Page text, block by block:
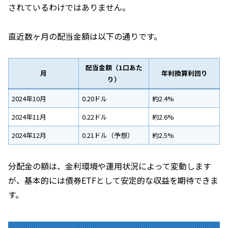
されているわけではありません。
直近数ヶ月の配当金額は以下の通りです。
月
配当金額（1口あた
り）
年利換算利回り
2024年10月 0.20ドル
約2.4%
2024年11月
0.22ドル
約2.6%
2024年12月
0.21ドル（予想） 約2.5%
分配金の額は、金利環境や運用状況によって変動します
が、基本的には債券ETFとして安定的な収益を期待できま
す。